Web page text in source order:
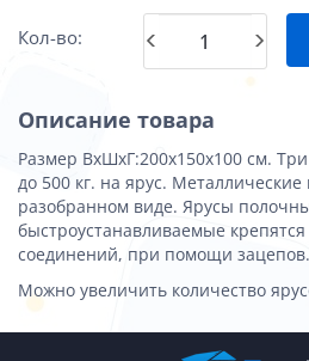
Кол-во:
Описание товара
Размер ВхШхГ:200x150x100 см. Три
до 500 кг. на ярус. Металлические
разобранном виде. Ярусы
быстроустанавливаемые
соединений, при помощи зацепов.
Можно увеличить количество